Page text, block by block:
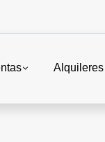
Alquileres